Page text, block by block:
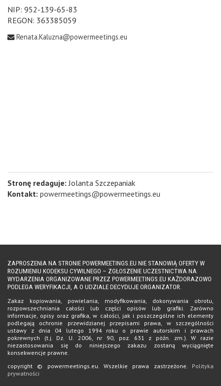
NIP: 952-139-65-83
REGON: 363385059
Renata.Kaluzna@powermeetings.eu
Stronę redaguje: Jolanta Szczepaniak
Kontakt: powermeetings@powermeetings.eu
ZAPROSZENIA NA STRONIE POWERMEETINGS.EU NIE STANOWIĄ OFERTY W
ROZUMIENIU KODEKSU CYWILNEGO – ZGŁOSZENIE UCZESTNICTWA NA
WYDARZENIA ORGANIZOWANE PRZEZ POWERMEETINGS.EU KAŻDORAZOWO
PODLEGA WERYFIKACJI, A O UDZIALE DECYDUJE ORGANIZATOR.
Zakaz kopiowania, powielania, modyfikowania, dokonywania obrotu,
rozpowszechniania całości lub części opisów lub grafiki. Zarówno
informacje, opisy oraz grafika, w całości, jak i poszczególne ich elementy
podlegają ochronie przewidzianej przepisami prawa, w szczególności
ustawy z dnia 04 lutego 1994 roku o prawie autorskim i prawach
pokrewnych (t.j. Dz. U. 2006, nr 90, poz. 631 z późn. zm.). W razie
niezastosowania się do niniejszego zakazu zostaną wyciągnięte
konsekwencje prawne.
copyright © powermeetings.eu. Wszelkie prawa zastrzeżone. Polityka
prywatności